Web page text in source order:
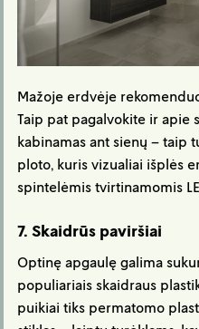
Mažoje erdvėje
Taip pat pagalvokite ir apie
kabinamas ant sienų – taip
ploto, kuris vizualiai išplės
spintelėmis tvirtinamomis
7. Skaidrūs paviršiai
Optinę apgaulę galima
populiariais skaidraus
puikiai tiks permatomo